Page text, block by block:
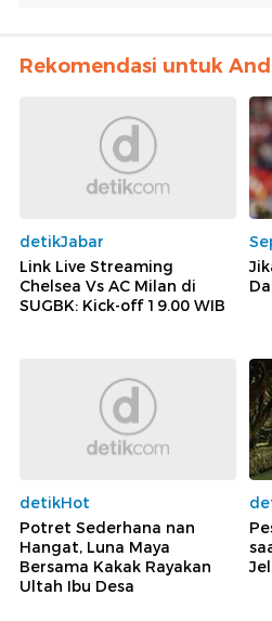
Rekomendasi untuk
detikJabar
Link Live Streaming
Chelsea Vs AC Milan di
SUGBK: Kick-off 19.00 WIB
detikHot
Potret Sederhana nan
Hangat, Luna Maya
Bersama Kakak Rayakan
Ultah Ibu Desa